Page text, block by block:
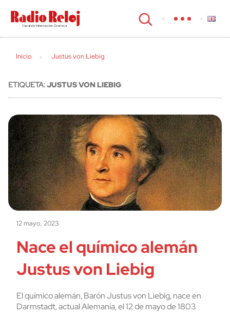
cerrar
Inicio Justus von Liebig
ETIQUETA:JUSTUS VON LIEBIG
12 mayo, 2023
Nace el químico alemán
Justus von Liebig
El químico alemán, Barón Justus von Liebig, nace en
Darmstadt, actual Alemania, el 12 de mayo de 1803